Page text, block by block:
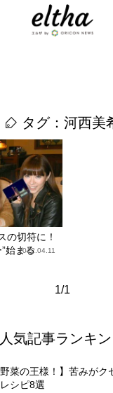
タグ：河西美
の切符に！
始まる
2012.04.11
1/1
人気記事ランキ
野菜の王様！】苦みが
シピ8選